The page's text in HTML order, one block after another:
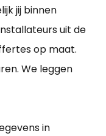
jij binnen
uit de
op maat.
We leggen
in